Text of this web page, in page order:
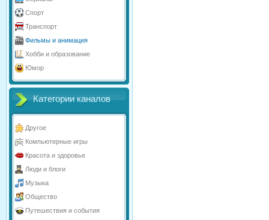
Спорт
Транспорт
Фильмы и анимация
Хобби и образование
Юмор
Категории каналов
Другое
Компьютерные игры
Красота и здоровье
Люди и блоги
Музыка
Общество
Путешествия и события